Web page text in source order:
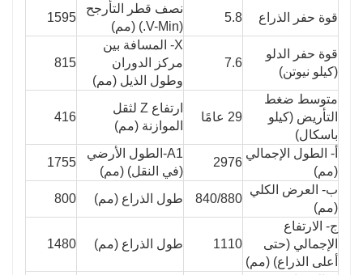
قوة حفر الذراع 5.8
نصف قطر التأرجح
(V-Min.) (مم)
1595
قوة حفر الدلو
(كيلو نيوتن)
7.6
X- المسافة بين
مركز الدوران
وطول الذيل (مم)
815
متوسط ​​ضغط
التأريض (كيلو
باسكال)
29 عامًا
ارتفاع Z لثقل
الموازنة (مم)
416
أ- الطول الإجمالي
(مم)
2976
A1-الطول الأرضي
(في النقل) (مم)
1755
ب- العرض الكلي
(مم)
840/880 طول الذراع (مم)
800
ج- الارتفاع
الإجمالي (حتى
أعلى الذراع) (مم)
1110 طول الذراع (مم) 1480